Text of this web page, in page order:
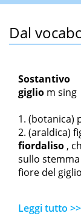
Dal
Sostantivo
giglio m sing
(botanica)
(araldica)
fiordaliso ,
sullo
fiore del
Leggi tutto >>